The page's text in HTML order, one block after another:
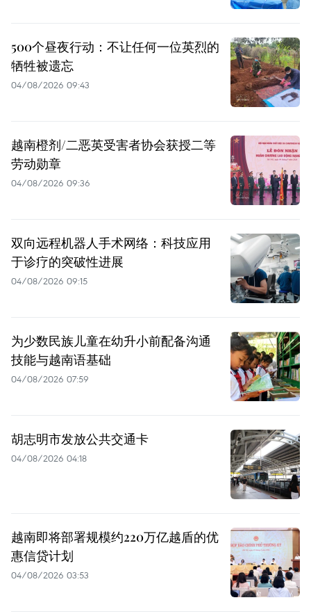
500个昼夜行动：不让任何一位英烈的
牺牲被遗忘
04/08/2026 09:43
越南橙剂/二恶英受害者协会获授二等
劳动勋章
04/08/2026 09:36
双向远程机器人手术网络：科技应用
于诊疗的突破性进展
04/08/2026 09:15
为少数民族儿童在幼升小前配备沟通
技能与越南语基础
04/08/2026 07:59
胡志明市发放公共交通卡
04/08/2026 04:18
越南即将部署规模约220万亿越盾的优
惠信贷计划
04/08/2026 03:53